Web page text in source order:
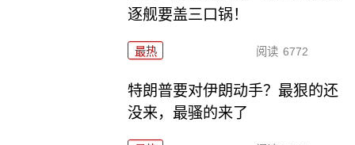
逐舰要盖三口锅！
最热 阅读 6772
特朗普要对伊朗动手？最狠的还
没来，最骚的来了